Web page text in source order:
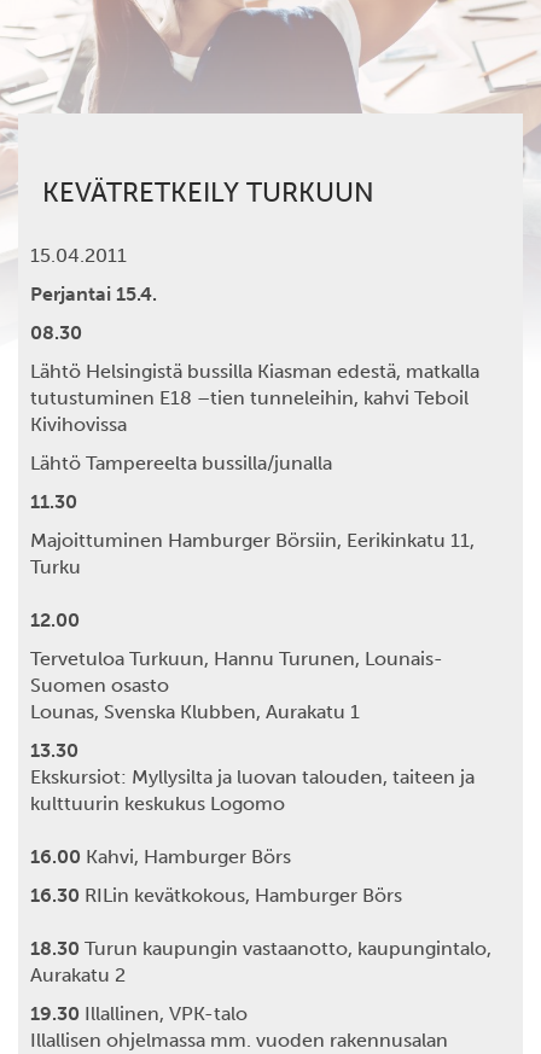
KEVÄTRETKEILY TURKUUN
15.04.2011
Perjantai 15.4.
08.30
Lähtö Helsingistä bussilla Kiasman edestä, matkalla
tutustuminen E18 –tien tunneleihin, kahvi Teboil
Kivihovissa
Lähtö Tampereelta bussilla/junalla
11.30
Majoittuminen Hamburger Börsiin, Eerikinkatu 11,
Turku
12.00
Tervetuloa Turkuun, Hannu Turunen, Lounais-
Suomen osasto
Lounas, Svenska Klubben, Aurakatu 1
13.30
Ekskursiot: Myllysilta ja luovan talouden, taiteen ja
kulttuurin keskukus Logomo
16.00 Kahvi, Hamburger Börs
16.30 RILin kevätkokous, Hamburger Börs
18.30 Turun kaupungin vastaanotto, kaupungintalo,
Aurakatu 2
19.30 Illallinen, VPK-talo
Illallisen ohjelmassa mm. vuoden rakennusalan